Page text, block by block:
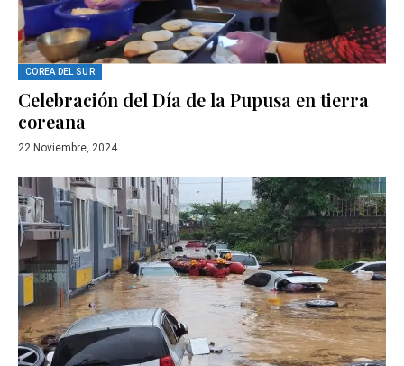
COREA DEL SUR
Celebración del Día de la Pupusa en tierra
coreana
22 Noviembre, 2024